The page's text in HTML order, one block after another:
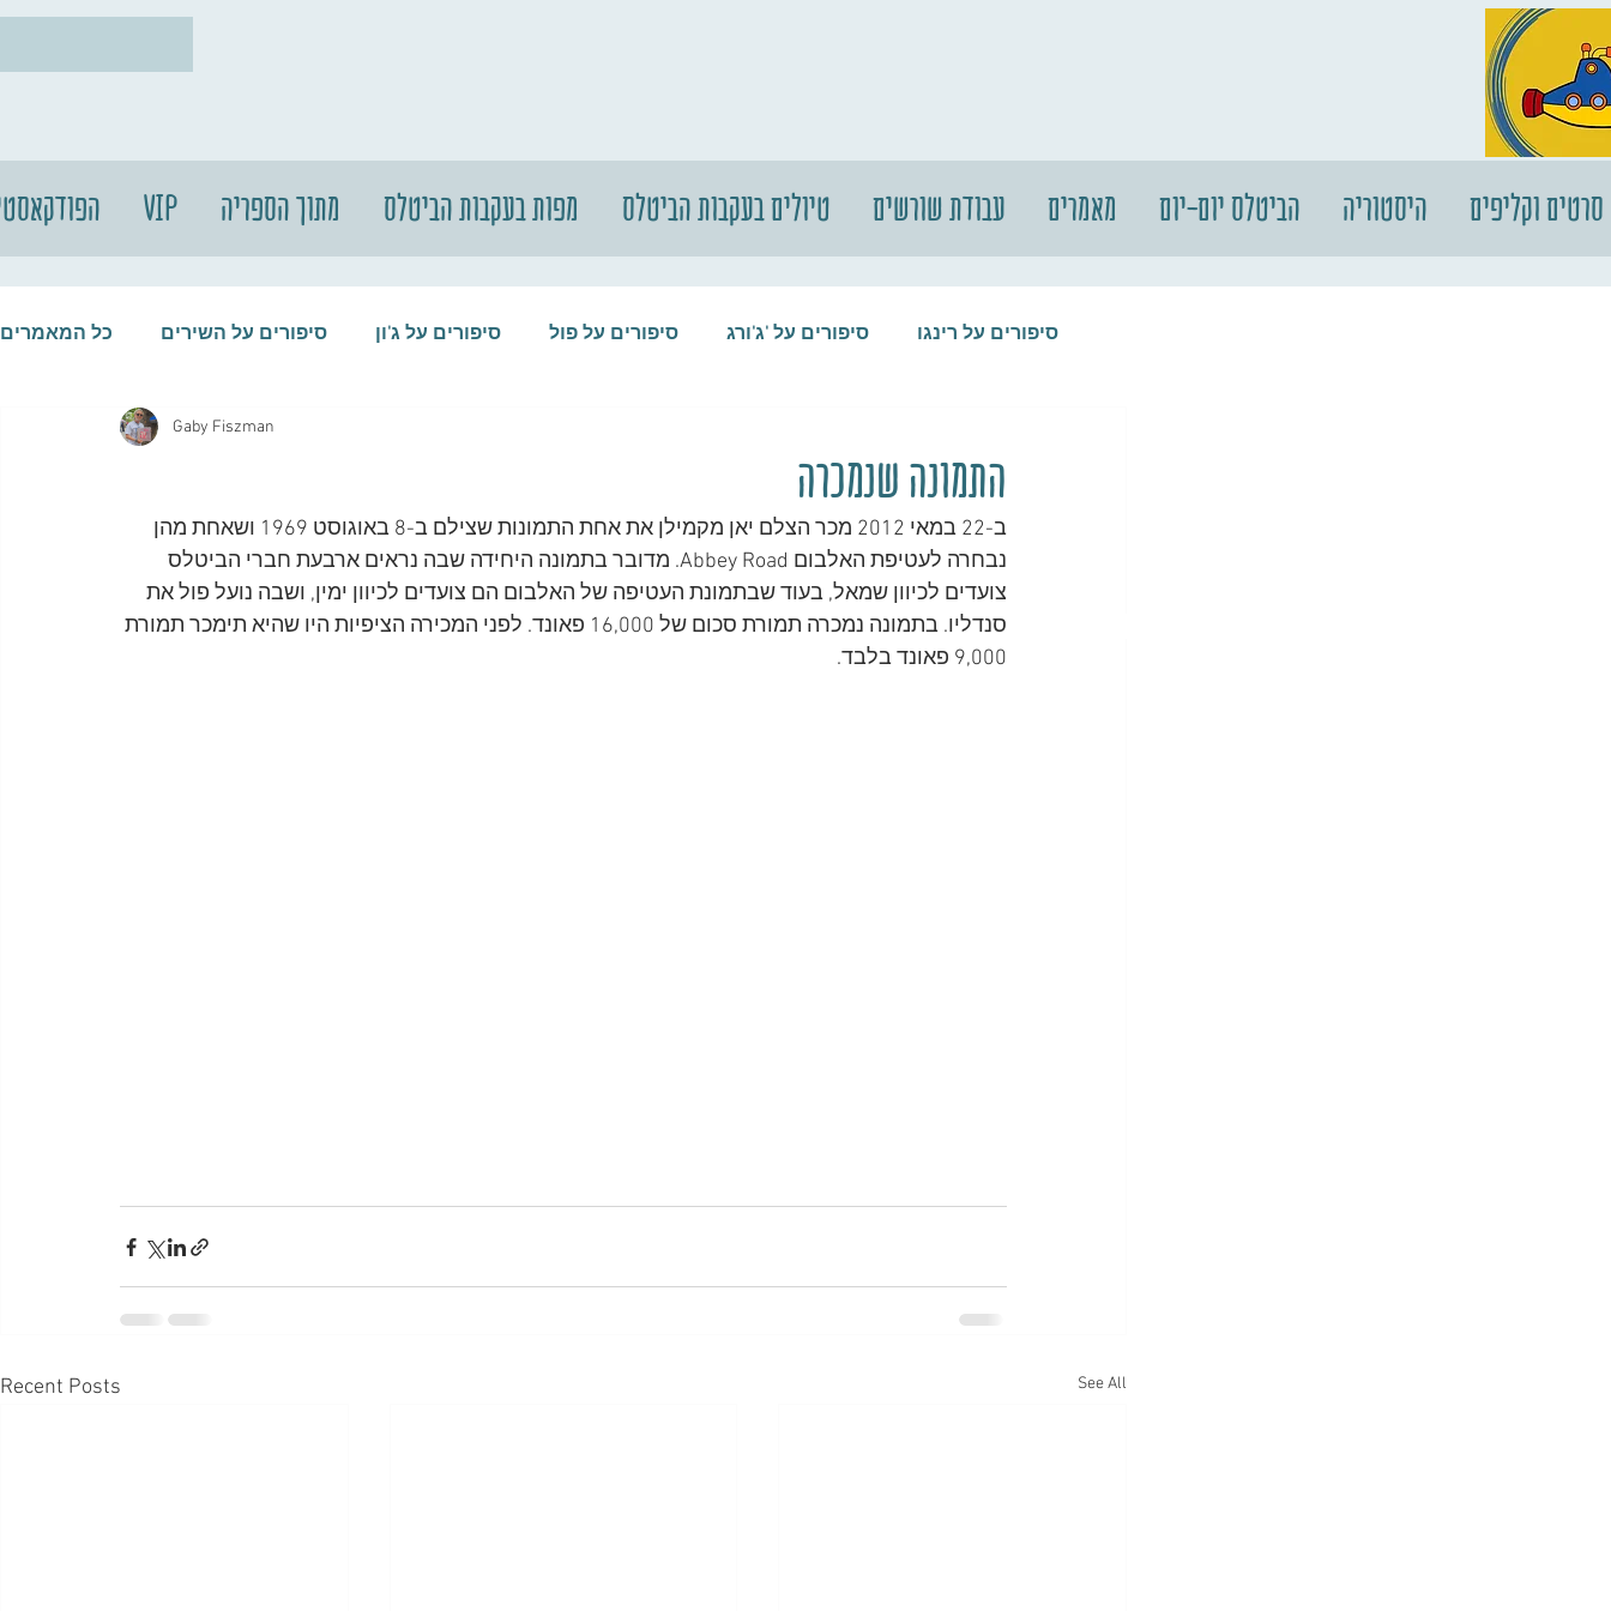
VIP מתוך הספריה מפות בעקבות הביטלס טיולים בעקבות הביטלס עבודת שורשים מאמרים הביטלס יום-יום היסטוריה סרטים וקליפים
כל המאמרים סיפורים על השירים סיפורים על ג'ון סיפורים על פול סיפורים על 'ג'ורג סיפורים על רינגו
סיפורים על הביטלס סיפורים על התקליטים
התמונה שנמכרה
Gaby Fiszman
ב-22 במאי 2012 מכר הצלם יאן מקמילן את אחת התמונות שצילם ב-8 באוגוסט 1969 ושאחת מהן
נבחרה לעטיפת האלבום Abbey Road. מדובר בתמונה היחידה שבה נראים ארבעת חברי הביטלס
צועדים לכיוון שמאל, בעוד שבתמונת העטיפה של האלבום הם צועדים לכיוון ימין, ושבה נועל פול את
סנדליו. בתמונה נמכרה תמורת סכום של 16,000 פאונד. לפני המכירה הציפיות היו שהיא תימכר תמורת
9,000 פאונד בלבד.
Recent Posts See All